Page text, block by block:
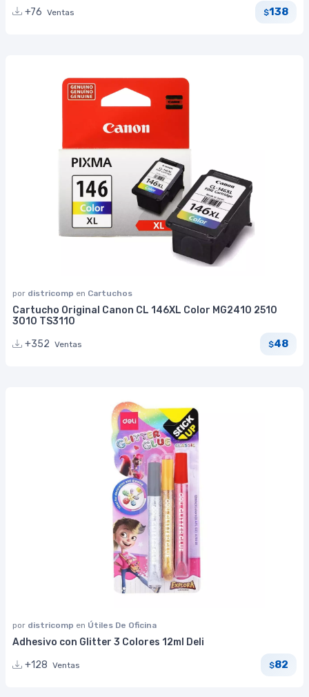
+76 Ventas $138
por districomp en Cartuchos
Cartucho Original Canon CL 146XL Color MG2410 2510
3010 TS3110
+352 Ventas $48
por districomp en Útiles De Oficina
Adhesivo con Glitter 3 Colores 12ml Deli
+128 Ventas $82